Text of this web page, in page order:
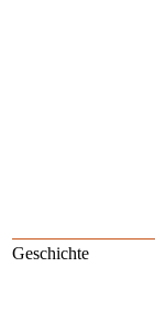
Geschichte